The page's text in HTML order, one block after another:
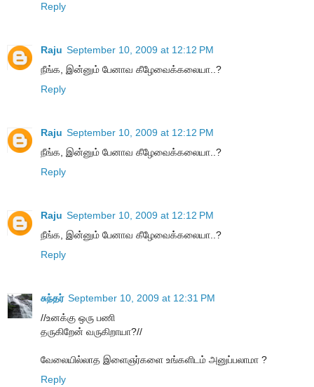
Reply
Raju September 10, 2009 at 12:12 PM
நீங்க, இன்னும் பேனாவ கீழேவைக்கலையா..?
Reply
Raju September 10, 2009 at 12:12 PM
நீங்க, இன்னும் பேனாவ கீழேவைக்கலையா..?
Reply
Raju September 10, 2009 at 12:12 PM
நீங்க, இன்னும் பேனாவ கீழேவைக்கலையா..?
Reply
சுந்தர் September 10, 2009 at 12:31 PM
//உனக்கு ஒரு பணி
தருகிறேன் வருகிறாயா?//
வேலையில்லாத இளைஞர்களை உங்களிடம் அனுப்பலாமா ?
Reply